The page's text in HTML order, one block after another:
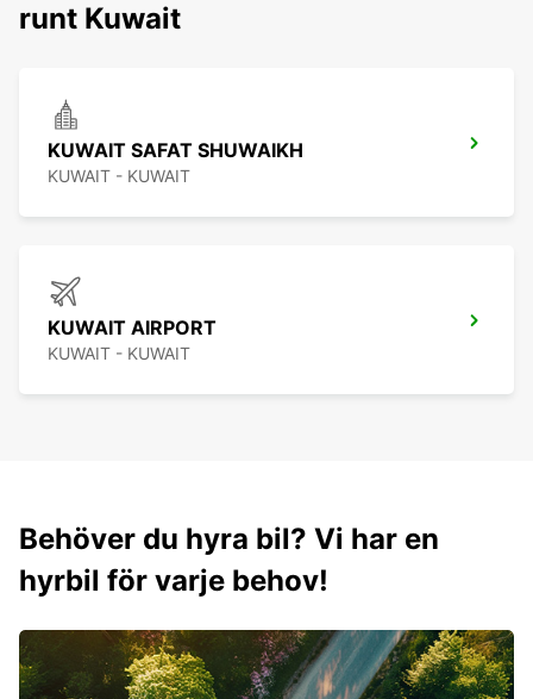
runt Kuwait
KUWAIT SAFAT SHUWAIKH
KUWAIT - KUWAIT
KUWAIT AIRPORT
KUWAIT - KUWAIT
Behöver du hyra bil? Vi har en
hyrbil för varje behov!